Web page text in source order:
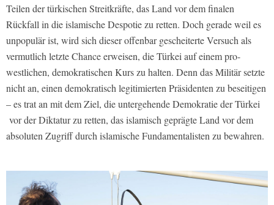
Teilen der türkischen Streitkräfte, das Land vor dem finalen
Rückfall in die islamische Despotie zu retten. Doch gerade weil es
unpopulär ist, wird sich dieser offenbar gescheiterte Versuch als
vermutlich letzte Chance erweisen, die Türkei auf einem pro-
westlichen, demokratischen Kurs zu halten. Denn das Militär setzte
nicht an, einen demokratisch legitimierten Präsidenten zu beseitigen
– es trat an mit dem Ziel, die untergehende Demokratie der Türkei
vor der Diktatur zu retten, das islamisch geprägte Land vor dem
absoluten Zugriff durch islamische Fundamentalisten zu bewahren.